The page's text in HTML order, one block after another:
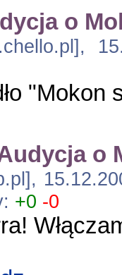
o
"Mokon
o
+0 -0